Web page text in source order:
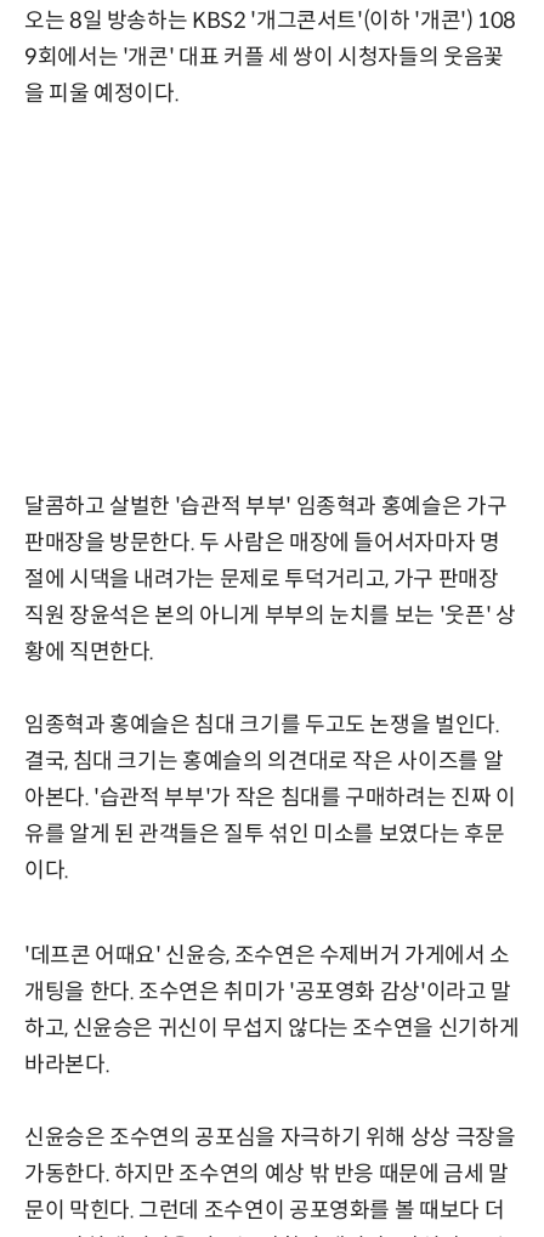
오는 8일 방송하는 KBS2 '개그콘서트'(이하 '개콘') 108
9회에서는 '개콘' 대표 커플 세 쌍이 시청자들의 웃음꽃
을 피울 예정이다.
달콤하고 살벌한 '습관적 부부' 임종혁과 홍예슬은 가구
판매장을 방문한다. 두 사람은 매장에 들어서자마자 명
절에 시댁을 내려가는 문제로 투덕거리고, 가구 판매장
직원 장윤석은 본의 아니게 부부의 눈치를 보는 '웃픈' 상
황에 직면한다.
임종혁과 홍예슬은 침대 크기를 두고도 논쟁을 벌인다.
결국, 침대 크기는 홍예슬의 의견대로 작은 사이즈를 알
아본다. '습관적 부부'가 작은 침대를 구매하려는 진짜 이
유를 알게 된 관객들은 질투 섞인 미소를 보였다는 후문
이다.
'데프콘 어때요' 신윤승, 조수연은 수제버거 가게에서 소
개팅을 한다. 조수연은 취미가 '공포영화 감상'이라고 말
하고, 신윤승은 귀신이 무섭지 않다는 조수연을 신기하게
바라본다.
신윤승은 조수연의 공포심을 자극하기 위해 상상 극장을
가동한다. 하지만 조수연의 예상 밖 반응 때문에 금세 말
문이 막힌다. 그런데 조수연이 공포영화를 볼 때보다 더